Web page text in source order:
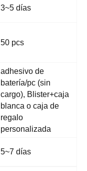
3~5 días
50 pcs
adhesivo de
batería/pc (sin
cargo), Blister+caja
blanca o caja de
regalo
personalizada
5~7 días